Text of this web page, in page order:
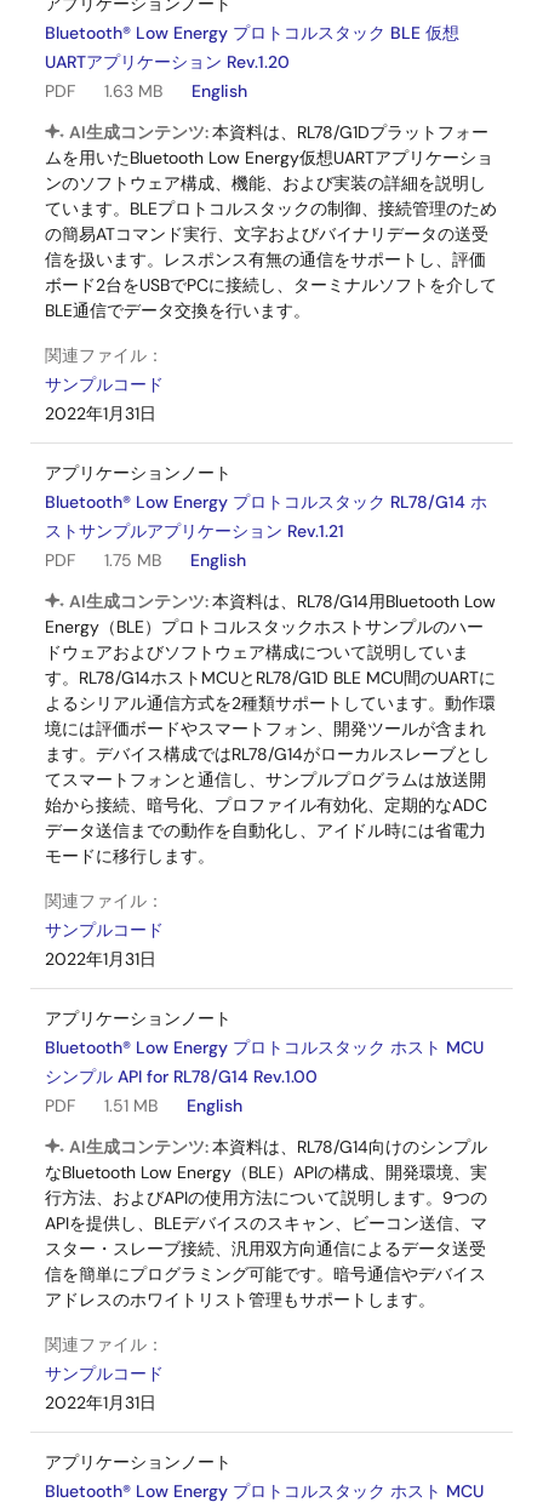
Bluetooth® Low Energy プロトコルスタック BLE 仮想
UARTアプリケーション Rev.1.20
PDF
1.63 MB
English
AI生成コンテンツ:本資料は、RL78/G1Dプラットフォー
ムを用いたBluetooth Low Energy仮想UARTアプリケーショ
ンのソフトウェア構成、機能、および実装の詳細を説明し
ています。BLEプロトコルスタックの制御、接続管理のため
の簡易ATコマンド実行、文字およびバイナリデータの送受
信を扱います。レスポンス有無の通信をサポートし、評価
ボード2台をUSBでPCに接続し、ターミナルソフトを介して
BLE通信でデータ交換を行います。
関連ファイル：
サンプルコード
2022年1月31日
アプリケーションノート
Bluetooth® Low Energy プロトコルスタック RL78/G14 ホ
ストサンプルアプリケーション Rev.1.21
PDF
1.75 MB
English
AI生成コンテンツ:本資料は、RL78/G14用Bluetooth Low
Energy（BLE）プロトコルスタックホストサンプルのハー
ドウェアおよびソフトウェア構成について説明していま
す。RL78/G14ホストMCUとRL78/G1D BLE MCU間のUARTに
よるシリアル通信方式を2種類サポートしています。動作環
境には評価ボードやスマートフォン、開発ツールが含まれ
ます。デバイス構成ではRL78/G14がローカルスレーブとし
てスマートフォンと通信し、サンプルプログラムは放送開
始から接続、暗号化、プロファイル有効化、定期的なADC
データ送信までの動作を自動化し、アイドル時には省電力
モードに移行します。
関連ファイル：
サンプルコード
2022年1月31日
アプリケーションノート
Bluetooth® Low Energy プロトコルスタック ホスト MCU
シンプル API for RL78/G14 Rev.1.00
PDF
1.51 MB
English
AI生成コンテンツ:本資料は、RL78/G14向けのシンプル
なBluetooth Low Energy（BLE）APIの構成、開発環境、実
行方法、およびAPIの使用方法について説明します。9つの
APIを提供し、BLEデバイスのスキャン、ビーコン送信、マ
スター・スレーブ接続、汎用双方向通信によるデータ送受
信を簡単にプログラミング可能です。暗号通信やデバイス
アドレスのホワイトリスト管理もサポートします。
関連ファイル：
サンプルコード
2022年1月31日
アプリケーションノート
Bluetooth® Low Energy プロトコルスタック ホスト MCU